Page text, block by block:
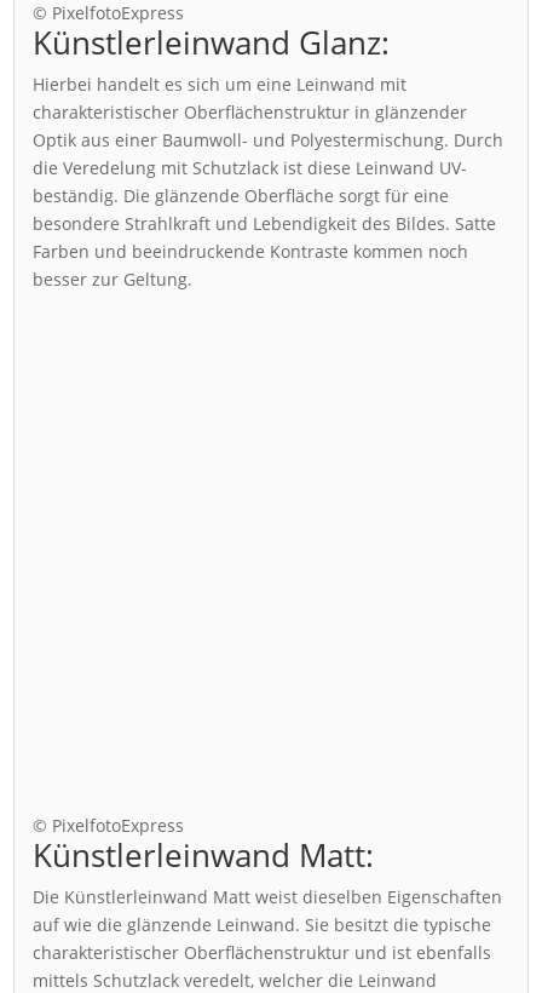
© PixelfotoExpress
Künstlerleinwand Glanz:
Hierbei handelt es sich um eine Leinwand mit
charakteristischer Oberflächenstruktur in glänzender
Optik aus einer Baumwoll- und Polyestermischung. Durch
die Veredelung mit Schutzlack ist diese Leinwand UV-
beständig. Die glänzende Oberfläche sorgt für eine
besondere Strahlkraft und Lebendigkeit des Bildes. Satte
Farben und beeindruckende Kontraste kommen noch
besser zur Geltung.
© PixelfotoExpress
Künstlerleinwand Matt:
Die Künstlerleinwand Matt weist dieselben Eigenschaften
auf wie die glänzende Leinwand. Sie besitzt die typische
charakteristischer Oberflächenstruktur und ist ebenfalls
mittels Schutzlack veredelt, welcher die Leinwand